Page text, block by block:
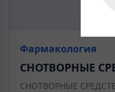
Фармакология
СНОТВОРНЫЕ
СНОТВОРНЫЕ